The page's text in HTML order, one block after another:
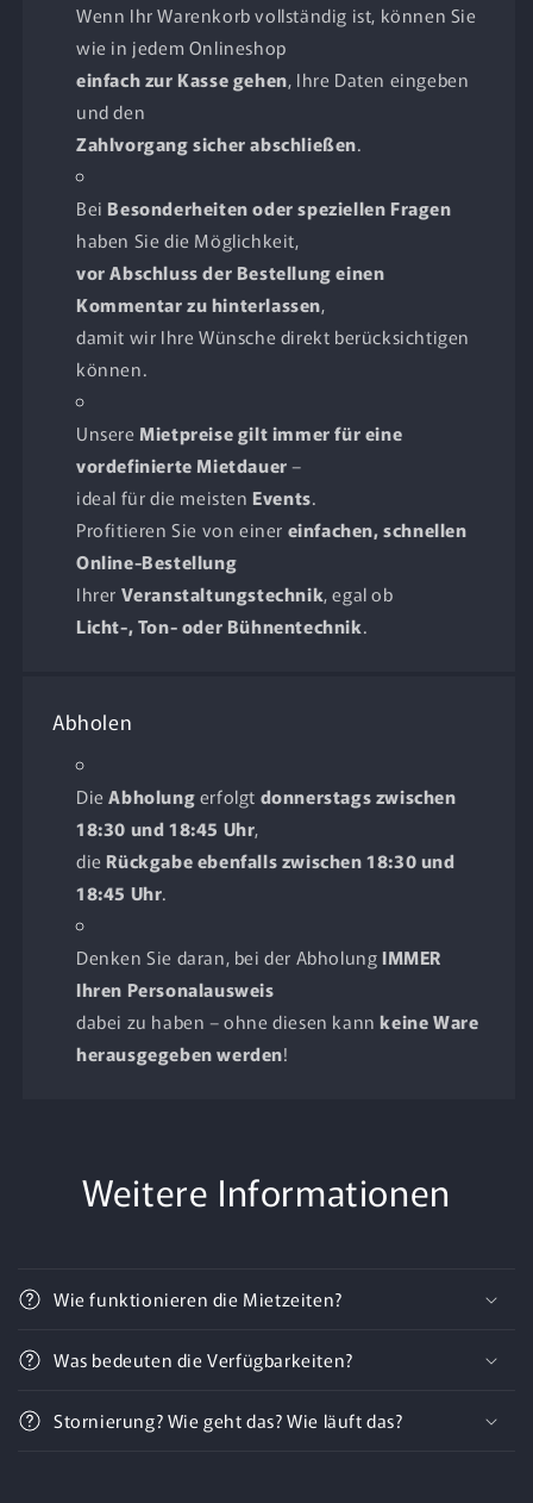
Wenn Ihr Warenkorb vollständig ist, können Sie
wie in jedem Onlineshop
einfach zur Kasse gehen, Ihre Daten eingeben
und den
Zahlvorgang sicher abschließen.
Bei Besonderheiten oder speziellen Fragen
haben Sie die Möglichkeit,
vor Abschluss der Bestellung einen
Kommentar zu hinterlassen,
damit wir Ihre Wünsche direkt berücksichtigen
können.
Unsere Mietpreise gilt immer für eine
vordefinierte Mietdauer–
ideal für die meisten Events.
Profitieren Sie von einer einfachen, schnellen
Online-Bestellung
Ihrer Veranstaltungstechnik, egal ob
Licht-, Ton- oder Bühnentechnik.
Abholen
DieAbholungerfolgt donnerstags zwischen
18:30 und 18:45 Uhr,
die Rückgabe ebenfalls zwischen 18:30 und
18:45 Uhr.
Denken Sie daran, bei der Abholung IMMER
Ihren Personalausweis
dabei zu haben – ohne diesen kannkeine Ware
herausgegeben werden!
Weitere Informationen
Wie funktionieren die Mietzeiten?
Was bedeuten die Verfügbarkeiten?
Stornierung? Wie geht das? Wie läuft das?